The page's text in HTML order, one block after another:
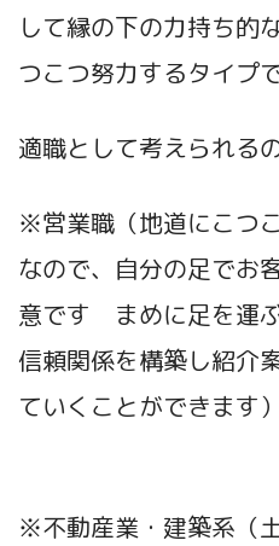
して縁の下の力持ち的
つこつ努力するタイプ
適職として考えられる
※営業職（地道にこつ
なので、自分の足でお
意です まめに足を運
信頼関係を構築し紹介
ていくことができます）
※不動産業・建築系（